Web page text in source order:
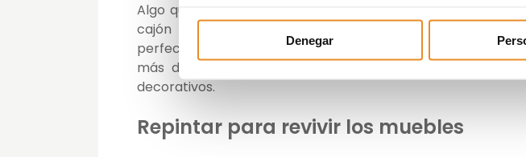
Denegar
Algo que suele dar mucho juego son los
cajón de madera maciza por ejemplo, si se coloca en
perfectamente. Forra el interior con un papel decorativo
más de uno puedes colocarlos en un pasillo y llenarlos
decorativos.
Repintar para revivir los muebles